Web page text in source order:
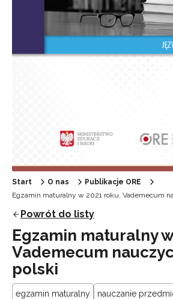
Start O nas
Publikacje ORE
Egzamin maturalny w 2021 roku. Vademecum
Powrót do listy
Egzamin maturalny
Vademecum
polski
egzamin maturalny nauczanie